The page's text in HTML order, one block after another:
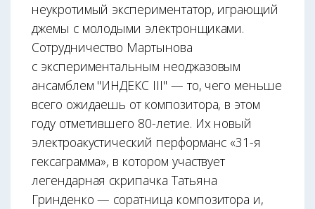
неукротимый экспериментатор, играющий
джемы с молодыми электронщиками.
Сотрудничество Мартынова
с экспериментальным неоджазовым
ансамблем "ИНДЕКС III" — то, чего меньше
всего ожидаешь от композитора, в этом
году отметившего 80-летие. Их новый
электроакустический перформанс «31-я
гексаграмма», в котором участвует
легендарная скрипачка Татьяна
Гринденко — соратница композитора и,